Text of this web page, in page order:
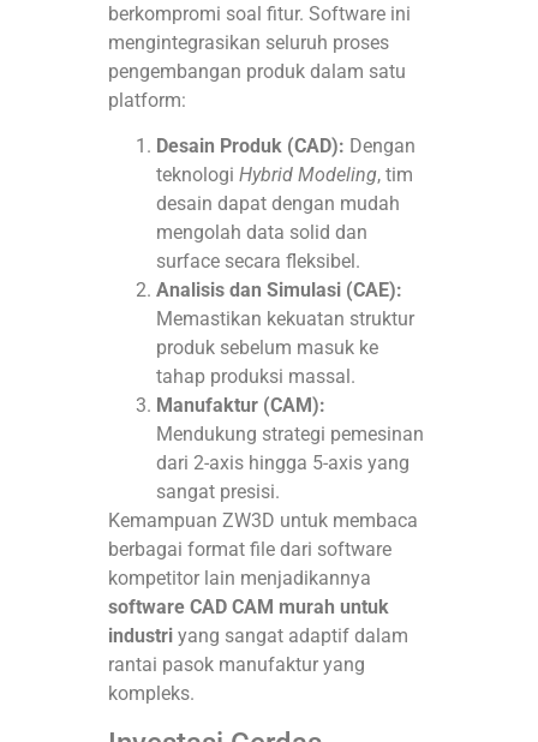
berkompromi soal fitur. Software ini
mengintegrasikan seluruh proses
pengembangan produk dalam satu
platform:
Desain Produk (CAD): Dengan
teknologi Hybrid Modeling, tim
desain dapat dengan mudah
mengolah data solid dan
surface secara fleksibel.
Analisis dan Simulasi (CAE):
Memastikan kekuatan struktur
produk sebelum masuk ke
tahap produksi massal.
Manufaktur (CAM):
Mendukung strategi pemesinan
dari 2-axis hingga 5-axis yang
sangat presisi.
Kemampuan ZW3D untuk membaca
berbagai format file dari software
kompetitor lain menjadikannya
software CAD CAM murah untuk
industriyang sangat adaptif dalam
rantai pasok manufaktur yang
kompleks.